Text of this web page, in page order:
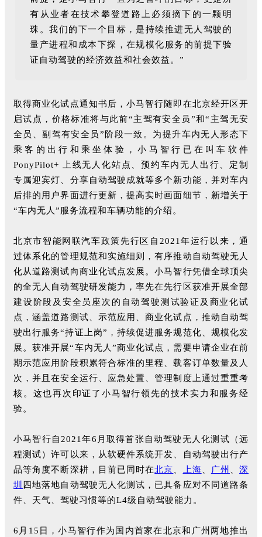
有从业者在技术攀登道路上必须摘下的一颗明
珠。我们的下一个目标，是持续推进无人驾驶的
量产进程和成本下探，在规模化服务的前提下验
证自动驾驶的经济效益和社会效益。”
取得商业化试点通知书后，小马智行随即在北京经开区开
启试点，价格标准将与此前“主驾有安全员”和“主驾无安
全员、副驾有安全员”阶段一致。为提升车内无人形态下
乘客的出行和乘坐体验，小马智行已在叫车软件
PonyPilot+ 上线无人化站点、预约车内无人出行、定制
专属迎宾灯、分享自动驾驶成就等多个新功能，并对车内
后排的用户界面进行更新，提高实时画面细节，新增关于
“车内无人”服务流程和车辆功能的介绍。
北京市智能网联汽车政策先行区自2021年运行以来，通
过体系化的管理规范和实施细则，有序推动自动驾驶无人
化从道路测试向商业化试点发展。小马智行凭借全球顶尖
的全无人自动驾驶研发能力，率先在先行区获准开展全部
建设阶段及安全员座次的自动驾驶测试验证及商业化试
点，涵盖道路测试、示范应用、商业化试点，推动自动驾
驶出行服务“持证上岗”，持续促进服务规范化、规模化发
展。获准开展“车内无人”商业化试点，需要申请企业在前
期示范应用阶段积累符合标准的里程、载客订单数量及人
次，并且在安全运行、应急处置、管理制度上通过重重考
核。这也再次印证了小马智行领先的技术实力和服务经
验。
小马智行自2021年6月取得首张自动驾驶无人化测试（远
程测试）许可以来，从软硬件系统开发、自动驾驶出行产
品等角度不断深耕，目前已同时在北京 上海 广州 、深
圳
四地落地自动驾驶无人化测试，已具备应对不同道路条
件、天气、驾驶习惯等的L4级自动驾驶能力。
6月15日，小马智行作为国内首家在北京和广州两地推出